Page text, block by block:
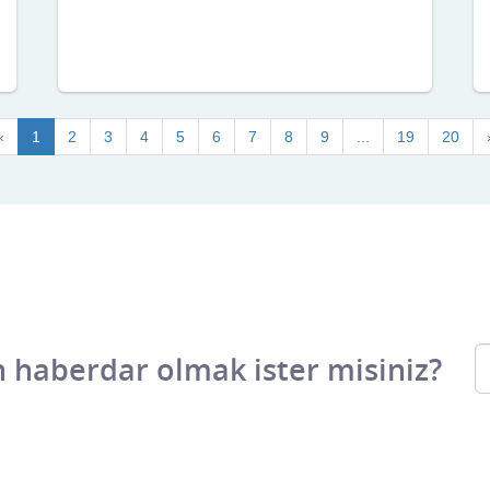
1 2 3 4 5 6 7 8 9 ... 19 20
haberdar olmak ister misiniz?